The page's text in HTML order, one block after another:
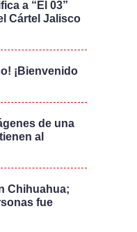
a “El 03”
Cártel Jalisco
¡Bienvenido
de una
al
Chihuahua;
fue